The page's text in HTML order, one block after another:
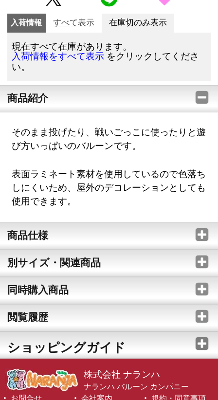
入荷情報 すべて表示 在庫切のみ表示
現在すべて在庫があります。
入荷情報をすべて表示 をクリックしてくださ
い。
商品紹介
そのまま投げたり、戦いごっこに使ったりと遊
び方いっぱいのバルーンです。
表面ラミネート素材を使用しているので色落ち
しにくいため、屋外のデコレーションとしても
使用できます。
商品仕様
別サイズ・関連商品
同時購入商品
閲覧履歴
ショッピングガイド
株式会社 ナランハ
ナランハ バルーン カンパニー